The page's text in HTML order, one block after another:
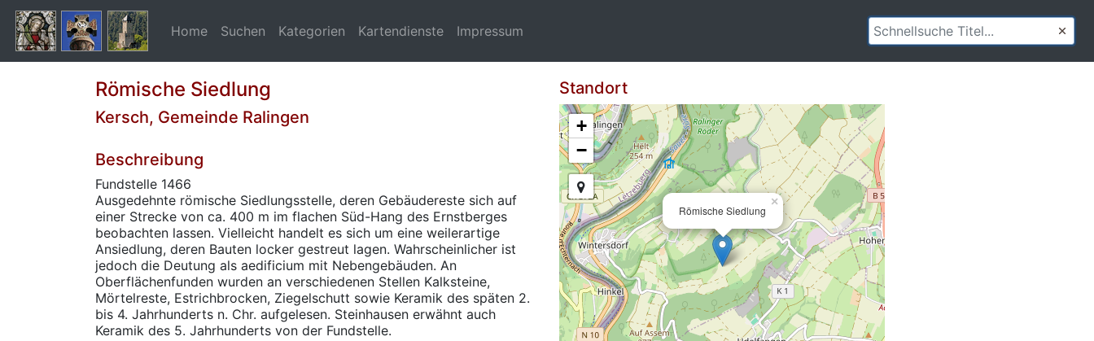
Home Suchen Kategorien Kartendienste Impressum
Römische Siedlung
Kersch, Gemeinde Ralingen
Beschreibung
Fundstelle 1466
Ausgedehnte römische Siedlungsstelle, deren Gebäudereste sich auf
einer Strecke von ca. 400 m im flachen Süd-Hang des Ernstberges
beobachten lassen. Vielleicht handelt es sich um eine weilerartige
Ansiedlung, deren Bauten locker gestreut lagen. Wahrscheinlicher ist
jedoch die Deutung als aedificium mit Nebengebäuden. An
Oberflächenfunden wurden an verschiedenen Stellen Kalksteine,
Mörtelreste, Estrichbrocken, Ziegelschutt sowie Keramik des späten 2.
bis 4. Jahrhunderts n. Chr. aufgelesen. Steinhausen erwähnt auch
Keramik des 5. Jahrhunderts von der Fundstelle.
Standort
Römische Siedlung
×
+
−